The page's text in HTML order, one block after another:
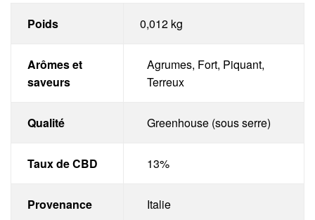
Poids 0,012 kg
Arômes et
saveurs
Agrumes, Fort, Piquant,
Terreux
Qualité Greenhouse (sous serre)
Taux de CBD 13%
Provenance Italie